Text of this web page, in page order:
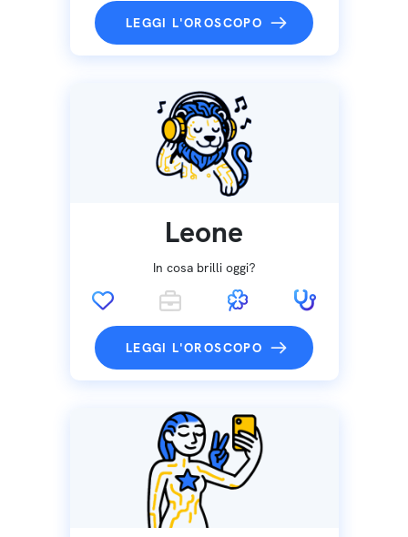
LEGGI L'OROSCOPO
Leone
In cosa brilli oggi?
LEGGI L'OROSCOPO